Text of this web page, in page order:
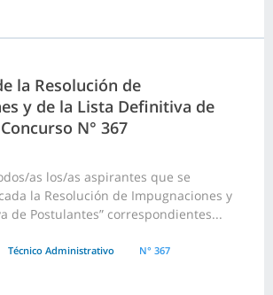
la Resolución de
y de la Lista Definitiva de
N° 367
as los/as aspirantes que se
la Resolución de Impugnaciones y
de Postulantes” correspondientes...
Técnico Administrativo N° 367